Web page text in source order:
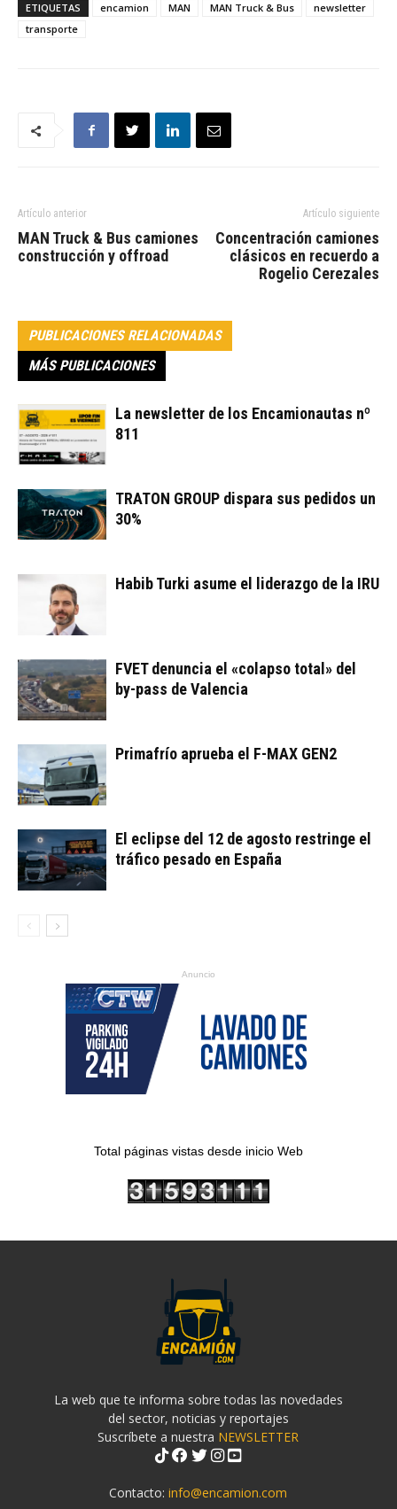
ETIQUETAS encamion MAN MAN Truck & Bus
newsletter
transporte
Artículo anterior
MAN Truck & Bus camiones
construcción y offroad
Artículo siguiente
Concentración camiones
clásicos en recuerdo a
Rogelio Cerezales
PUBLICACIONES RELACIONADAS
MÁS PUBLICACIONES
La newsletter de los Encamionautas nº
811
TRATON GROUP dispara sus pedidos un
30%
Habib Turki asume el liderazgo de la IRU
FVET denuncia el «colapso total» del
by-pass de Valencia
Primafrío aprueba el F-MAX GEN2
El eclipse del 12 de agosto restringe el
tráfico pesado en España
Anuncio
Total páginas vistas desde inicio Web
La web que te informa sobre todas las novedades
del sector, noticias y reportajes
Suscríbete a nuestra NEWSLETTER
Contacto:info@encamion.com